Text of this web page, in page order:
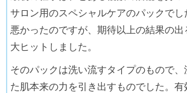
サロン用のスペシャルケアのパックでし
悪かったのですが、期待以上の結果の出
大ヒットしました。
そのパックは洗い流すタイプのもので、
た肌本来の力を引き出すものでした。有